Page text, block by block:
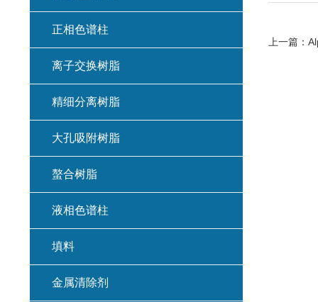
上一篇：
正相色谱柱
离子交换树脂
精细分离树脂
大孔吸附树脂
螯合树脂
液相色谱柱
填料
金属清除剂